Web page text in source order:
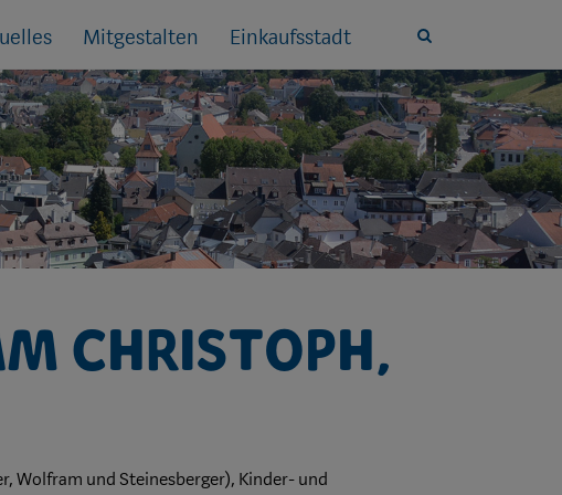
Mitgestalten Einkaufsstadt
Site
toggle
Christoph,
Wolfram und Steinesberger), Kinder- und